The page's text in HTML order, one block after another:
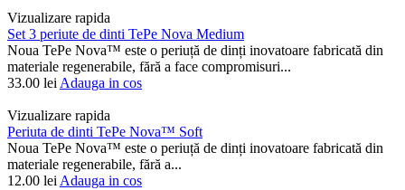
Vizualizare rapida
Set 3 periute de dinti TePe Nova Medium
Noua TePe Nova™ este o periuță de dinți inovatoare fabricată din
materiale regenerabile, fără a face compromisuri...
33.00 lei Adauga in cos
Vizualizare rapida
Periuta de dinti TePe Nova™ Soft
Noua TePe Nova™ este o periuță de dinți inovatoare fabricată din
materiale regenerabile, fără a...
12.00 lei Adauga in cos